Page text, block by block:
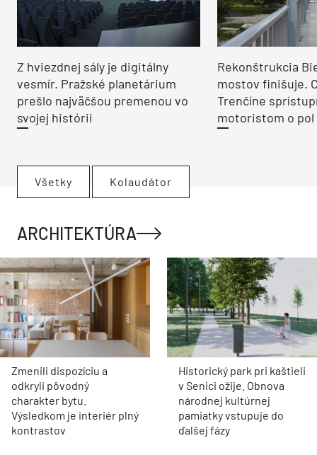
Z hviezdnej sály je digitálny
vesmír. Pražské planetárium
prešlo najväčšou premenou vo
svojej histórii
Rekonštrukcia
mostov finišuje.
Trenčíne
motoristom o pol
Všetky Kolaudátor
ARCHITEKTÚRA
Zmenili dispozíciu a
odkryli pôvodný
charakter bytu.
Výsledkom je interiér plný
kontrastov
Historický park pri kaštieli
v Senici ožije. Obnova
národnej kultúrnej
pamiatky vstupuje do
ďalšej fázy